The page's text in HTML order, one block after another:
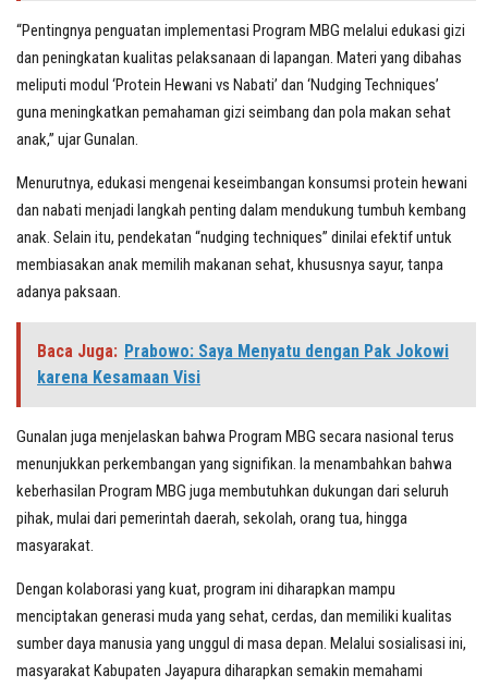
“Pentingnya penguatan implementasi Program MBG melalui edukasi gizi
dan peningkatan kualitas pelaksanaan di lapangan. Materi yang dibahas
meliputi modul ‘Protein Hewani vs Nabati’ dan ‘Nudging Techniques’
guna meningkatkan pemahaman gizi seimbang dan pola makan sehat
anak,” ujar Gunalan.
Menurutnya, edukasi mengenai keseimbangan konsumsi protein hewani
dan nabati menjadi langkah penting dalam mendukung tumbuh kembang
anak. Selain itu, pendekatan “nudging techniques” dinilai efektif untuk
membiasakan anak memilih makanan sehat, khususnya sayur, tanpa
adanya paksaan.
Baca Juga: Prabowo: Saya Menyatu dengan Pak Jokowi
karena Kesamaan Visi
Gunalan juga menjelaskan bahwa Program MBG secara nasional terus
menunjukkan perkembangan yang signifikan. Ia menambahkan bahwa
keberhasilan Program MBG juga membutuhkan dukungan dari seluruh
pihak, mulai dari pemerintah daerah, sekolah, orang tua, hingga
masyarakat.
Dengan kolaborasi yang kuat, program ini diharapkan mampu
menciptakan generasi muda yang sehat, cerdas, dan memiliki kualitas
sumber daya manusia yang unggul di masa depan. Melalui sosialisasi ini,
masyarakat Kabupaten Jayapura diharapkan semakin memahami